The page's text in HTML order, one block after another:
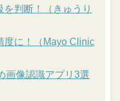
判断！（きゅうり
度に！（Mayo Clinic
画像認識アプリ3選